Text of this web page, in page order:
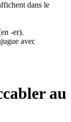
dans le
-er).
avec
au